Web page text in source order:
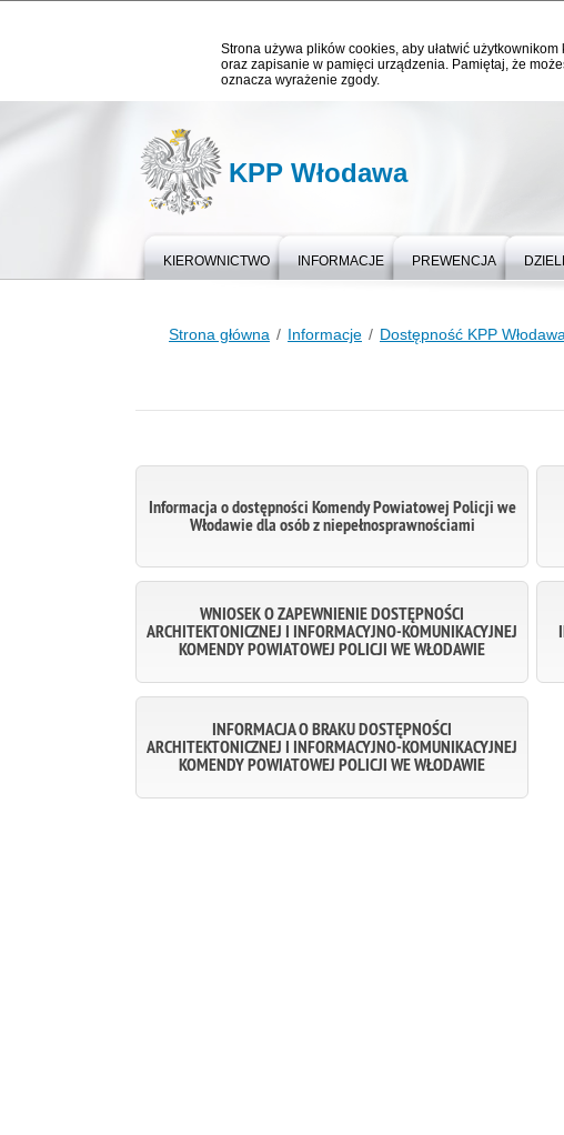
Strona używa plików cookies, aby ułatwić
oraz zapisanie w pamięci urządzenia. Pamiętaj, że
oznacza wyrażenie zgody.
KPP Włodawa
KIEROWNICTWO INFORMACJE PREWENCJA
Strona główna Informacje Dostępność KPP Włodawa
Informacja o dostępności Komendy Powiatowej Policji we
Włodawie dla osób z niepełnosprawnościami
WNIOSEK O ZAPEWNIENIE DOSTĘPNOŚCI
ARCHITEKTONICZNEJ I INFORMACYJNO-KOMUNIKACYJNEJ
KOMENDY POWIATOWEJ POLICJI WE WŁODAWIE
INFORMACJA O BRAKU DOSTĘPNOŚCI
ARCHITEKTONICZNEJ I INFORMACYJNO-KOMUNIKACYJNEJ
KOMENDY POWIATOWEJ POLICJI WE WŁODAWIE